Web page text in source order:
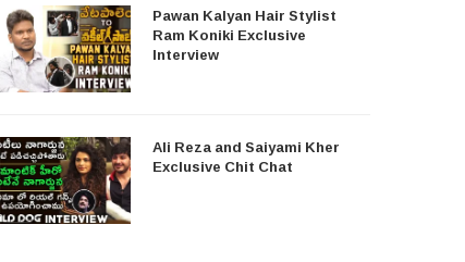
Pawan Kalyan Hair Stylist
Ram Koniki Exclusive
Interview
Ali Reza and Saiyami Kher
Exclusive Chit Chat